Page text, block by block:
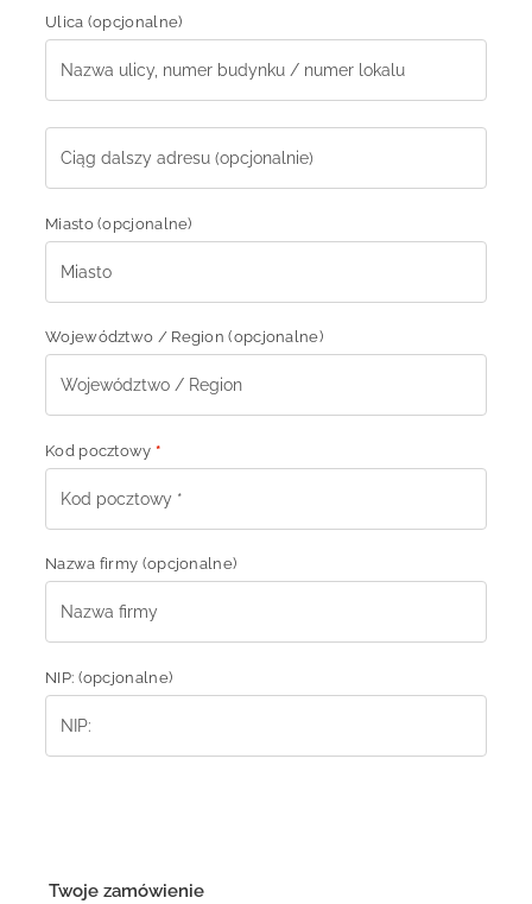
Ulica (opcjonalne)
Miasto(opcjonalne)
Województwo / Region(opcjonalne)
Kod pocztowy *
Nazwa firmy (opcjonalne)
NIP: (opcjonalne)
Twoje zamówienie